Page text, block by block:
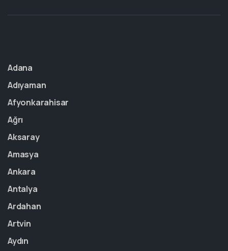
Adana
Adıyaman
Afyonkarahisar
Ağrı
Aksaray
Amasya
Ankara
Antalya
Ardahan
Artvin
Aydın